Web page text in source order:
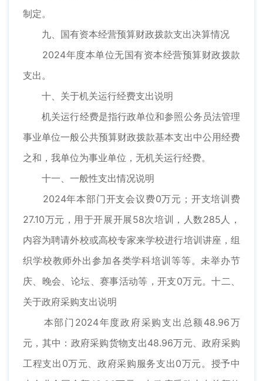
制定。
九、国有资本经营预算财政拨款支出决算情况
2024年度本单位无国有资本经营预算财政拨款
支出。
十、关于机关运行经费支出说明
机关运行经费是指行政单位和参照公务员法管理
事业单位一般公共预算财政拨款基本支出中公用经费
之和，我单位为事业单位，无机关运行经费。
十一、一般性支出情况说明
2024年本部门开支会议费0万元；开支培训费
27.10万元，用于开展开展58次培训，人数285人，
内容为聘请外校或高校专家来学校进行培训讲座，组
织学校教师外出参加各类学科培训等等。未举办节
庆、晚会、论坛、赛事活动等，开支0万元。十二、
关于政府采购支出说明
本部门2024年度政府采购支出总额48.96万
元，其中：政府采购货物支出48.96万元、政府采购
工程支出0万元、政府采购服务支出0万元。授予中